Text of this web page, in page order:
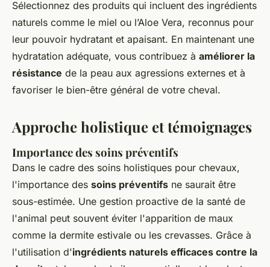
Sélectionnez des produits qui incluent des ingrédients
naturels comme le miel ou l’Aloe Vera, reconnus pour
leur pouvoir hydratant et apaisant. En maintenant une
hydratation adéquate, vous contribuez à améliorer la
résistance de la peau aux agressions externes et à
favoriser le bien-être général de votre cheval.
Approche holistique et témoignages
Importance des soins préventifs
Dans le cadre des soins holistiques pour chevaux,
l'importance des soins préventifs ne saurait être
sous-estimée. Une gestion proactive de la santé de
l'animal peut souvent éviter l'apparition de maux
comme la dermite estivale ou les crevasses. Grâce à
l'utilisation d'ingrédients naturels efficaces contre la